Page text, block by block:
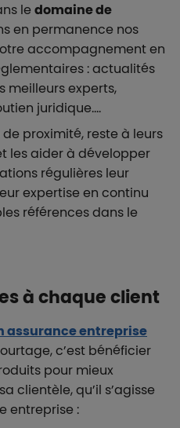
ledomaine de
en permanence nos
accompagnement en
: actualités
meilleurs experts,
juridique....
proximité, reste à leurs
les aider à développer
régulières leur
expertise en continu
références dans le
à chaque client
assurance entreprise
c’est bénéficier
pour mieux
clientèle, qu’il s’agisse
entreprise :